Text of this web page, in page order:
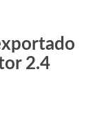
2.4